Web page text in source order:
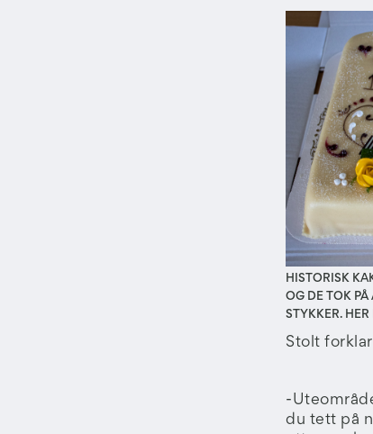
HISTORISK
OG DE TOK PÅ
STYKKER.
Stolt
-
du tett på